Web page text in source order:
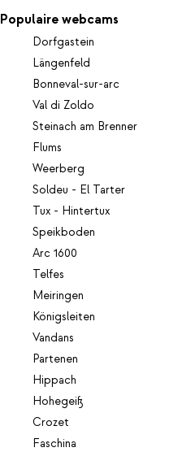
Populaire webcams
Dorfgastein
Längenfeld
Bonneval-sur-arc
Val di Zoldo
Steinach am Brenner
Flums
Weerberg
Soldeu - El Tarter
Tux - Hintertux
Speikboden
Arc 1600
Telfes
Meiringen
Königsleiten
Vandans
Partenen
Hippach
Hohegeiß
Crozet
Faschina